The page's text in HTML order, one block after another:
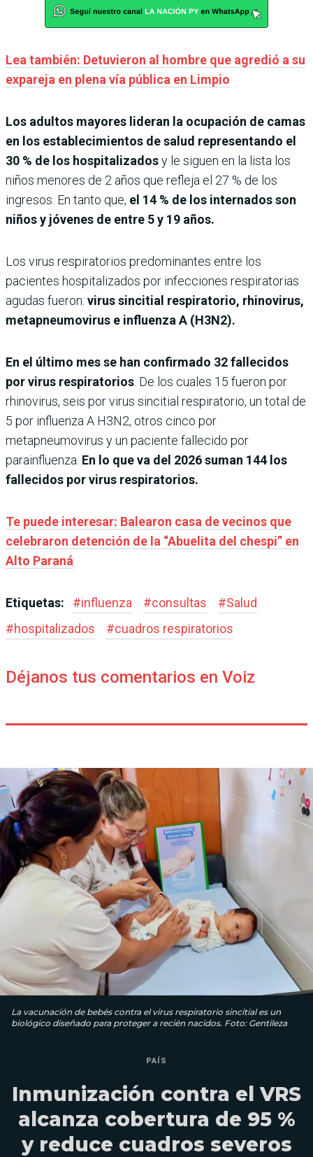
Lea también: Detuvieron al hombre que agredió a su
expareja en plena vía pública en Limpio
Los adultos mayores lideran la ocupación de camas
en los establecimientos de salud representando el
30 % de los hospitalizadosy le siguen en la lista los
niños menores de 2 años que refleja el 27 % de los
ingresos. En tanto que, el 14 % de los internados son
niños y jóvenes de entre 5 y 19 años.
Los virus respiratorios predominantes entre los
pacientes hospitalizados por infecciones respiratorias
agudas fueron: virus sincitial respiratorio, rhinovirus,
metapneumovirus e influenza A (H3N2).
En el último mes se han confirmado 32 fallecidos
por virus respiratorios . De los cuales 15 fueron por
rhinovirus, seis por virus sincitial respiratorio, un total de
5 por influenza A H3N2, otros cinco por
metapneumovirus y un paciente fallecido por
parainfluenza. En lo que va del 2026 suman 144 los
fallecidos por virus respiratorios.
Te puede interesar: Balearon casa de vecinos que
celebraron detención de la “Abuelita del chespi” en
Alto Paraná
Etiquetas: #influenza #consultas #Salud
#hospitalizados #cuadros respiratorios
Déjanos tus comentarios en Voiz
La vacunación de bebés contra el virus respiratorio sincitial es un
biológico diseñado para proteger a recién nacidos. Foto: Gentileza
PAÍS
Inmunización contra el VRS
alcanza cobertura de 95 %
y reduce cuadros severos